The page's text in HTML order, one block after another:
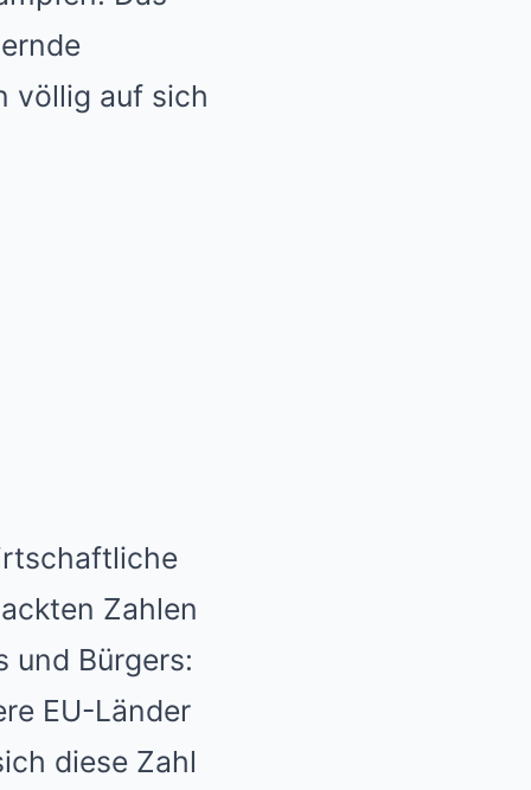
völlig auf sich
Zahlen
und Bürgers:
EU-Länder
diese Zahl